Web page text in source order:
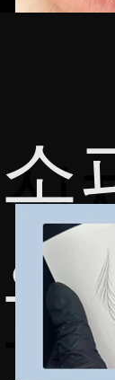
실
로
소
우